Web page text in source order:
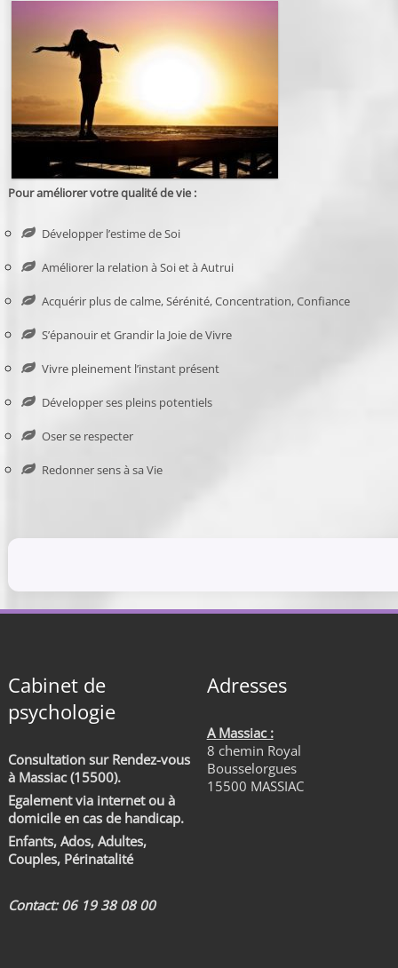
Pour améliorer votre qualité de vie :
Développer l’estime de Soi
Améliorer la relation à Soi et à Autrui
Acquérir plus de calme, Sérénité, Concentration, Confiance
S’épanouir et Grandir la Joie de Vivre
Vivre pleinement l’instant présent
Développer ses pleins potentiels
Oser se respecter
Redonner sens à sa Vie
Cabinet de
psychologie
Consultation sur Rendez-vous
à Massiac (15500).
Egalement via internet ou à
domicile en cas de handicap.
Enfants, Ados, Adultes,
Couples, Périnatalité
Contact: 06 19 38 08 00
Adresses
A Massiac :
8 chemin Royal
Bousselorgues
15500 MASSIAC